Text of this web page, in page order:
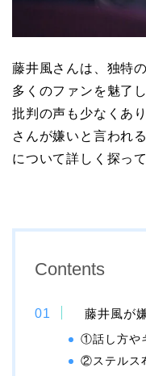
藤井風さんは、独特
多くのファンを魅了
批判の声も少なくあ
さんが嫌いと言われ
について詳しく探っ
Contents
藤井風が
①話し方や
②ステルス